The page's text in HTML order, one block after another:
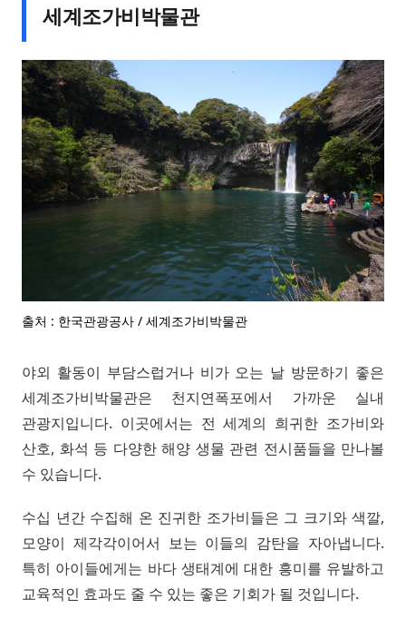
세계조가비박물관
출처 : 한국관광공사 / 세계조가비박물관
야외 활동이 부담스럽거나 비가 오는 날 방문하기 좋은
세계조가비박물관은 천지연폭포에서 가까운 실내
관광지입니다. 이곳에서는 전 세계의 희귀한 조가비와
산호, 화석 등 다양한 해양 생물 관련 전시품들을 만나볼
수 있습니다.
수십 년간 수집해 온 진귀한 조가비들은 그 크기와 색깔,
모양이 제각각이어서 보는 이들의 감탄을 자아냅니다.
특히 아이들에게는 바다 생태계에 대한 흥미를 유발하고
교육적인 효과도 줄 수 있는 좋은 기회가 될 것입니다.